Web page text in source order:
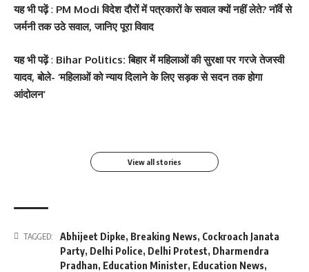
यह भी पढ़ें: PM Modi विदेश दौरों में पत्रकारों के सवाल क्यों नहीं लेते? नॉर्वे से
जर्मनी तक उठे सवाल, जानिए पूरा विवाद
यह भी पढ़ें: Bihar Politics: बिहार में महिलाओं की सुरक्षा पर गरजे तेजस्वी
यादव, बोले- ‘महिलाओं को न्याय दिलाने के लिए सड़क से सदन तक होगा
आंदोलन’
सोनम कपूर ने शर्ट के बटन
खोलकर बेबी बंप फ्लॉन्ट किया
श्वेता तिवारी ने सोशल मीडिया
पर फिर लगाई आग, फोटो तेजी
Salman Khan की बर्थडे
पार्टी में लगा सितारों का मेला,
श्वेता तिवारी ने सोशल मीडिया
View all stories
TAGGED: Abhijeet Dipke, Breaking News, Cockroach Janata
Party, Delhi Police, Delhi Protest, Dharmendra
Pradhan, Education Minister, Education News,